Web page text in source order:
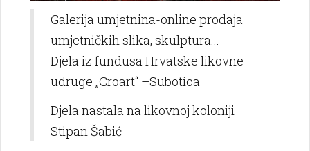
Galerija umjetnina-online prodaja
umjetničkih slika, skulptura...
Djela iz fundusa Hrvatske likovne
udruge „Croart“ –Subotica
Djela nastala na likovnoj koloniji
Stipan Šabić